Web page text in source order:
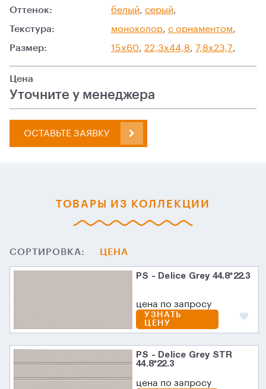
Оттенок:
белый, серый,
Текстура:
моноколор, с орнаментом,
Размер:
15x60, 22,3x44,8, 7,8x23,7,
Цена
Уточните у менеджера
ОСТАВЬТЕ ЗАЯВКУ
ТОВАРЫ ИЗ КОЛЛЕКЦИИ
СОРТИРОВКА: ЦЕНА
PS - Delice Grey 44.8*22.3
цена по запросу
УЗНАТЬ
ЦЕНУ
PS - Delice Grey STR
44.8*22.3
цена по запросу